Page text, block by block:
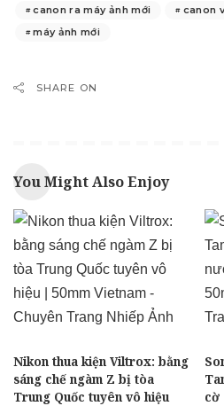
canon ra máy ảnh mới
canon
máy ảnh mới
SHARE ON
You Might Also Enjoy
Nikon thua kiện Viltrox: bằng
sáng chế ngàm Z bị tòa
Trung Quốc tuyên vô hiệu
cờ